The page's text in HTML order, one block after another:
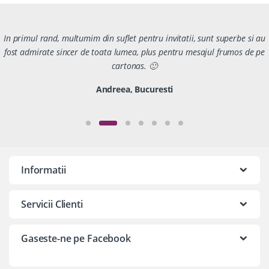
In primul rand, multumim din suflet pentru invitatii, sunt superbe si au
fost admirate sincer de toata lumea, plus pentru mesajul frumos de pe
cartonas. 🙂
Andreea, Bucuresti
Informatii
Servicii Clienti
Gaseste-ne pe Facebook